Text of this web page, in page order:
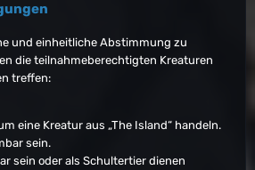
und einheitliche Abstimmung zu
die teilnahmeberechtigten Kreaturen
treffen:
eine Kreatur aus „The Island“ handeln.
sein.
sein oder als Schultertier dienen